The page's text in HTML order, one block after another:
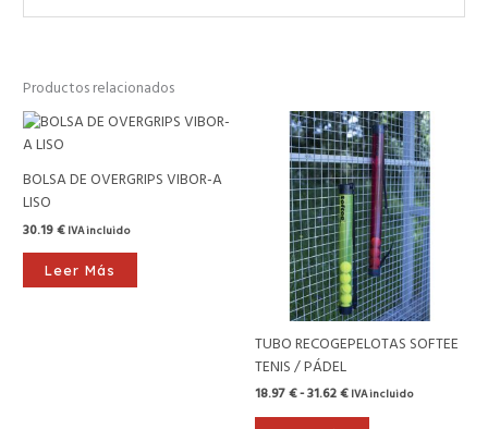
Productos relacionados
BOLSA DE OVERGRIPS VIBOR-A
LISO
30.19€ IVA incluido
Leer Más
TUBO RECOGEPELOTAS SOFTEE
TENIS / PÁDEL
18.97€-31.62€
Rango
de
precios:
desde
18.97 €
hasta
31.62 €
IVA incluido